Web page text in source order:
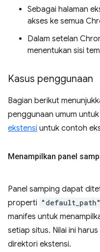
Sebagai halaman
akses ke semua
Dalam setelan
menentukan sisi
Kasus penggunaan
Bagian berikut
penggunaan umum
ekstensi untuk contoh
Menampilkan panel
Panel samping dapat
properti "default_path"
manifes untuk
setiap situs. Nilai ini
direktori ekstensi.